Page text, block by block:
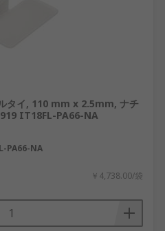
イ, 110 mm x 2.5mm, ナチ
IT18FL-PA66-NA
PA66-NA
￥4,738.00/袋